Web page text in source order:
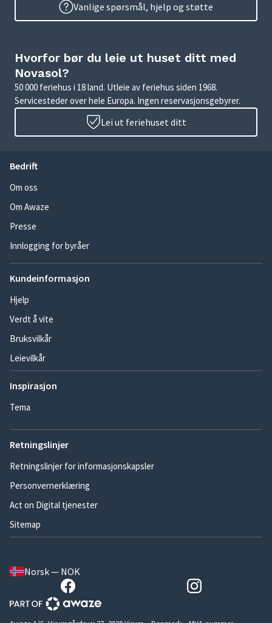
Vanlige spørsmål, hjelp og støtte
Hvorfor bør du leie ut huset ditt med
Novasol?
50 000 feriehus i 18 land. Utleie av feriehus siden 1968.
Servicesteder over hele Europa. Ingen reservasjonsgebyrer.
Lei ut feriehuset ditt
Bedrift
Om oss
Om Awaze
Presse
Innlogging for byråer
Kundeinformasjon
Hjelp
Verdt å vite
Bruksvilkår
Leievilkår
Inspirasjon
Tema
Retningslinjer
Retningslinjer for informasjonskapsler
Personvernerklæring
Act on Digital tjenester
Sitemap
Norsk — NOK